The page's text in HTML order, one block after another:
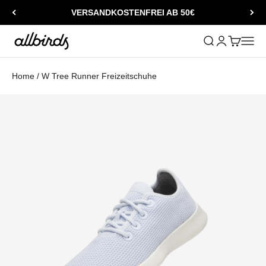
VERSANDKOSTENFREI AB 50€
Allbirds Suche öffnen
Home / W Tree Runner Freizeitschuhe